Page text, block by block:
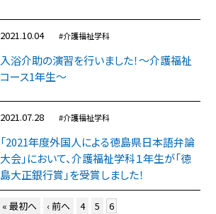
2021.10.04 #介護福祉学科
入浴介助の演習を行いました！～介護福祉
コース1年生～
2021.07.28 #介護福祉学科
「2021年度外国人による徳島県日本語弁論
大会」において、介護福祉学科１年生が「徳
島大正銀行賞」を受賞しました！
« 最初へ ‹ 前へ 4 5 6